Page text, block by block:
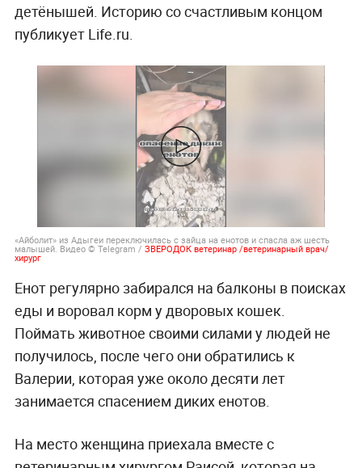
детёнышей. Историю со счастливым концом
публикует Life.ru.
«Айболит» из Адыгеи переключилась с зайца на енотов и спасла аж шесть
малышей. Видео © Telegram / ЗВЕРОДОК ветеринар /ветеринарный врач/
хирург
Енот регулярно забирался на балконы в поисках
еды и воровал корм у дворовых кошек.
Поймать животное своими силами у людей не
получилось, после чего они обратились к
Валерии, которая уже около десяти лет
занимается спасением диких енотов.
На место женщина приехала вместе с